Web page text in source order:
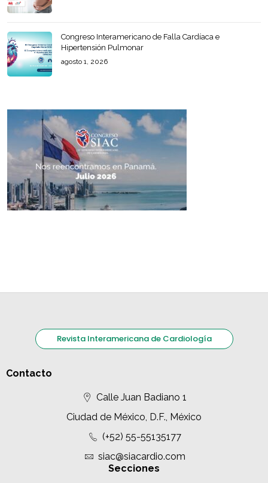
Congreso Interamericano de Falla Cardíaca e
Hipertensión Pulmonar
agosto 1, 2026
Revista Interamericana de Cardiología
Contacto
Calle Juan Badiano 1
Ciudad de México, D.F., México
(+52) 55-55135177
siac@siacardio.com
Secciones